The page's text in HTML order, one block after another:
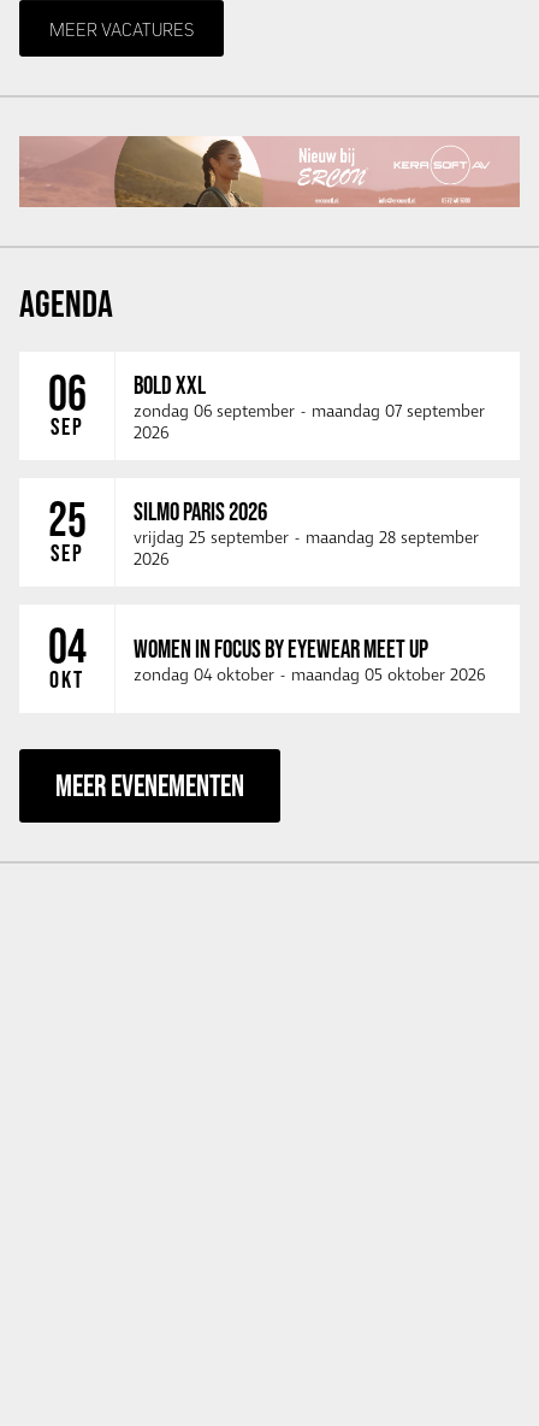
MEER VACATURES
AGENDA
06
SEP
BOLD XXL
zondag 06 september - maandag 07 september
2026
25
SEP
SILMO PARIS 2026
vrijdag 25 september - maandag 28 september
2026
04
OKT
WOMEN IN FOCUS BY EYEWEAR MEET UP
zondag 04 oktober - maandag 05 oktober 2026
MEER EVENEMENTEN